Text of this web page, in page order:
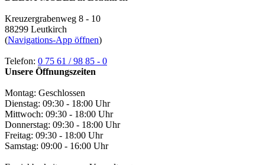
Kreuzergrabenweg 8 - 10
88299 Leutkirch
(Navigations-App öffnen)
Telefon: 0 75 61 / 98 85 - 0
Unsere Öffnungszeiten
Montag: Geschlossen
Dienstag: 09:30 - 18:00 Uhr
Mittwoch: 09:30 - 18:00 Uhr
Donnerstag: 09:30 - 18:00 Uhr
Freitag: 09:30 - 18:00 Uhr
Samstag: 09:00 - 16:00 Uhr